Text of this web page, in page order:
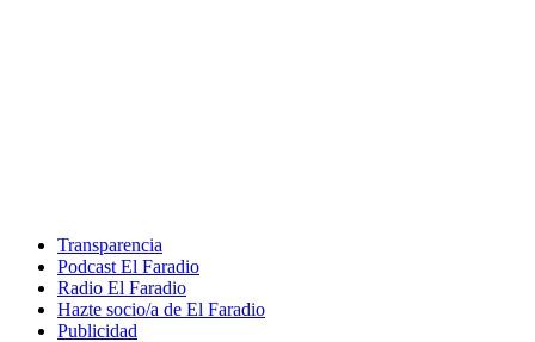
Transparencia
Podcast El Faradio
Radio El Faradio
Hazte socio/a de El Faradio
Publicidad